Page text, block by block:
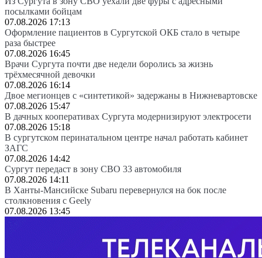
посылками бойцам
07.08.2026 17:13
Оформление пациентов в Сургутской ОКБ стало в четыре
раза быстрее
07.08.2026 16:45
Врачи Сургута почти две недели боролись за жизнь
трёхмесячной девочки
07.08.2026 16:14
Двое мегионцев с «синтетикой» задержаны в Нижневартовске
07.08.2026 15:47
В дачных кооперативах Сургута модернизируют электросети
07.08.2026 15:18
В сургутском перинатальном центре начал работать кабинет
ЗАГС
07.08.2026 14:42
Сургут передаст в зону СВО 33 автомобиля
07.08.2026 14:11
В Ханты-Мансийске Subaru перевернулся на бок после
столкновения с Geely
07.08.2026 13:45